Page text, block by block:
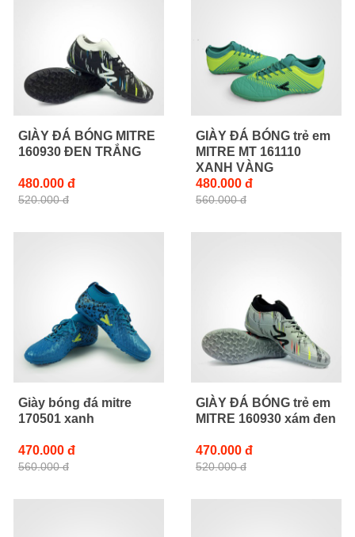
GIÀY ĐÁ BÓNG MITRE
160930 ĐEN TRẮNG
480.000 đ
520.000 đ
GIÀY ĐÁ BÓNG trẻ em
MITRE MT 161110
XANH VÀNG
480.000 đ
560.000 đ
Giày bóng đá mitre
170501 xanh
470.000 đ
560.000 đ
GIÀY ĐÁ BÓNG trẻ em
MITRE 160930 xám đen
470.000 đ
520.000 đ